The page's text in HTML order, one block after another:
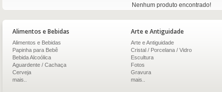
Nenhum produto encontrado!
Alimentos e Bebidas
Alimentos e Bebidas
Papinha para Bebê
Bebida Alcoólica
Aguardente / Cachaça
Cerveja
mais..
Arte e Antiguidade
Arte e Antiguidade
Cristal / Porcelana / Vidro
Escultura
Fotos
Gravura
mais..